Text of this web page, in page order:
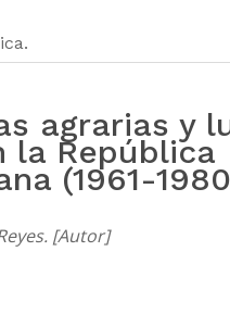
agrarias y
la República
(1961-
[Autor]